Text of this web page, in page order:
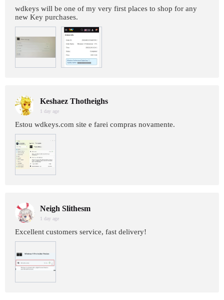
wdkeys will be one of my very first places to shop for any
new Key purchases.
Keshaez Thotheighs
1 day age
Estou wdkeys.com site e farei compras novamente.
Neigh Slithesm
1 day age
Excellent customers service, fast delivery!